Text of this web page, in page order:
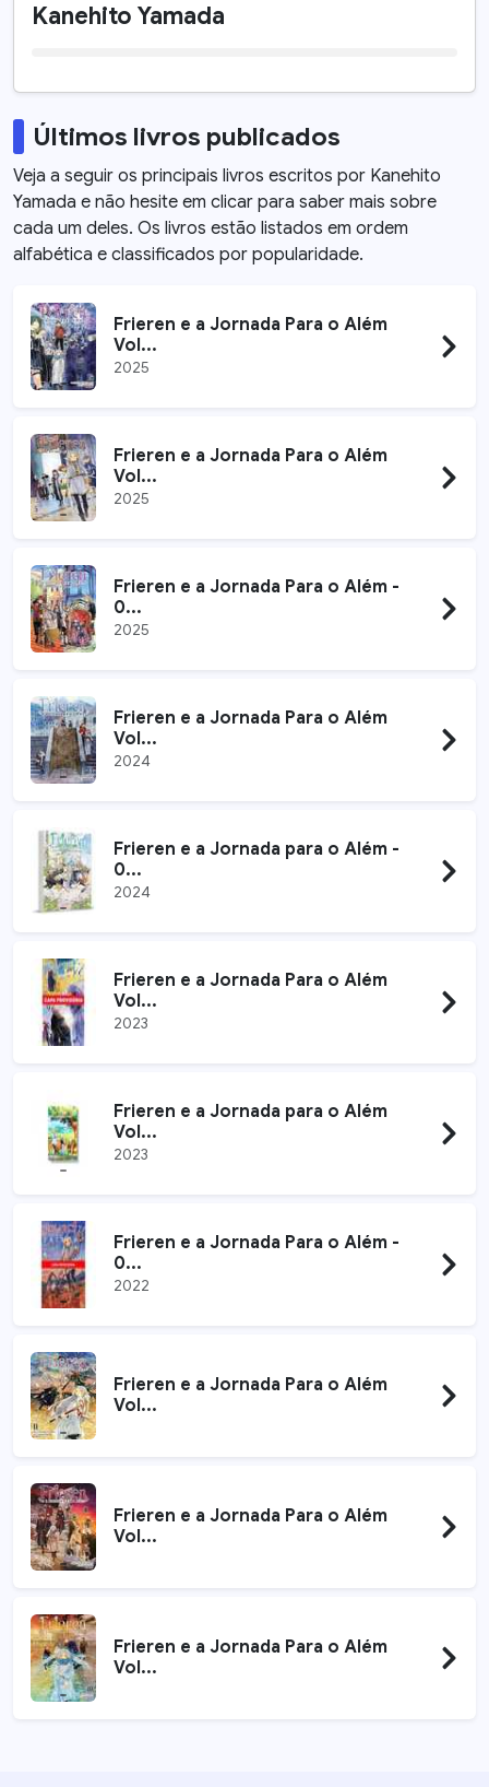
Kanehito Yamada
Últimos livros publicados
Veja a seguir os principais livros escritos por Kanehito
Yamada e não hesite em clicar para saber mais sobre
cada um deles. Os livros estão listados em ordem
alfabética e classificados por popularidade.
Frieren e a Jornada Para o Além
Vol...
2025
Frieren e a Jornada Para o Além
Vol...
2025
Frieren e a Jornada Para o Além -
0...
2025
Frieren e a Jornada Para o Além
Vol...
2024
Frieren e a Jornada para o Além -
0...
2024
Frieren e a Jornada Para o Além
Vol...
2023
Frieren e a Jornada para o Além
Vol...
2023
Frieren e a Jornada Para o Além -
0...
2022
Frieren e a Jornada Para o Além
Vol...
Frieren e a Jornada Para o Além
Vol...
Frieren e a Jornada Para o Além
Vol...